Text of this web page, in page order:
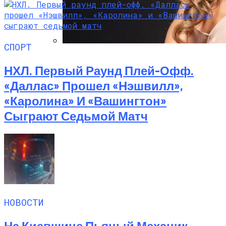
Танцевальный Мастер-Класс На Пляже
В Турции
СПОРТ
НХЛ. Первый Раунд Плей-Офф.
«Даллас» Прошел «Нэшвилл»,
«Каролина» И «Вашингтон»
Сыграют Седьмой Матч
НОВОСТИ